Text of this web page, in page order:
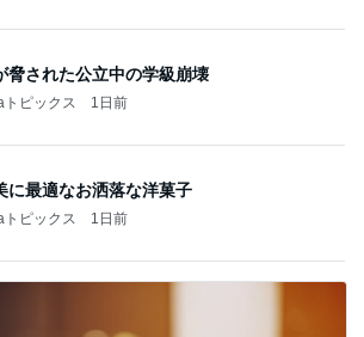
脅された公立中の学級崩壊
ピックス 1日前
に最適なお洒落な洋菓子
ピックス 1日前